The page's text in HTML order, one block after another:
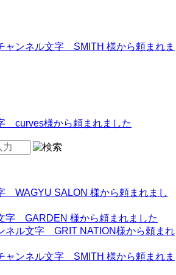
ャンネル文字 SMITH 様から頼まれま
curves様から頼まれました
WAGYU SALON 様から頼まれまし
字 GARDEN 様から頼まれました
ネル文字 GRIT NATION様から頼まれ
ャンネル文字 SMITH 様から頼まれま